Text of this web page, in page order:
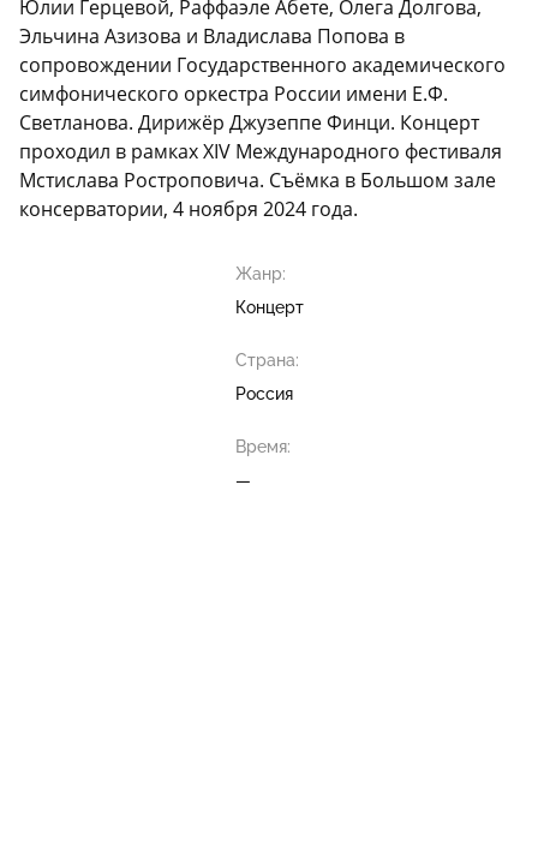
Юлии Герцевой, Раффаэле Абете, Олега Долгова,
Эльчина Азизова и Владислава Попова в
сопровождении Государственного академического
симфонического оркестра России имени Е.Ф.
Светланова. Дирижёр Джузеппе Финци. Концерт
проходил в рамках XIV Международного фестиваля
Мстислава Ростроповича. Съёмка в Большом зале
консерватории, 4 ноября 2024 года.
Жанр:
Концерт
Страна:
Россия
Время:
—